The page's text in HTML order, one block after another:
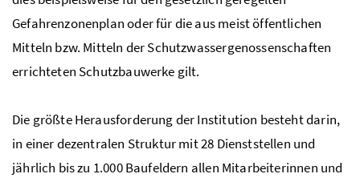
Gefahrenzonenplan oder für die aus meist öffentlichen
Mitteln bzw. Mitteln der Schutzwassergenossenschaften
errichteten Schutzbauwerke gilt.
Die größte Herausforderung der Institution besteht darin,
in einer dezentralen Struktur mit 28 Dienststellen und
jährlich bis zu 1.000 Baufeldern allen Mitarbeiterinnen und